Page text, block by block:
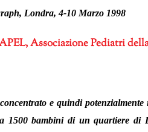
, Londra, 4-10 Marzo 1998
Associazione Pediatri
e quindi potenzialmente
1500 bambini di un quartiere di